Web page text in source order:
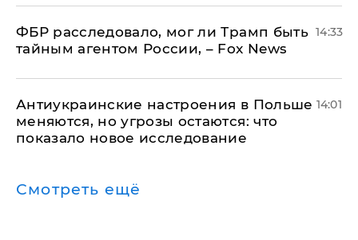
ФБР расследовало, мог ли Трамп быть
тайным агентом России, – Fox News
14:33
Антиукраинские настроения в Польше
меняются, но угрозы остаются: что
показало новое исследование
14:01
Смотреть ещё